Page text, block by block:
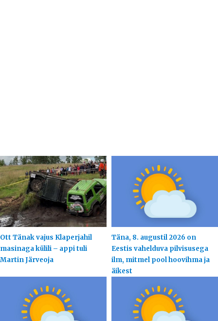
Ott Tänak vajus Klaperjahil
masinaga külili – appi tuli
Martin Järveoja
Täna, 8. augustil 2026 on
Eestis vahelduva pilvisusega
ilm, mitmel pool hoovihma ja
äikest